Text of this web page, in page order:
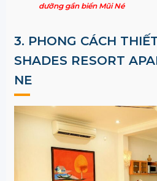
dưỡng gần biển Mũi Né
3. PHONG CÁCH
SHADES RESORT
NE